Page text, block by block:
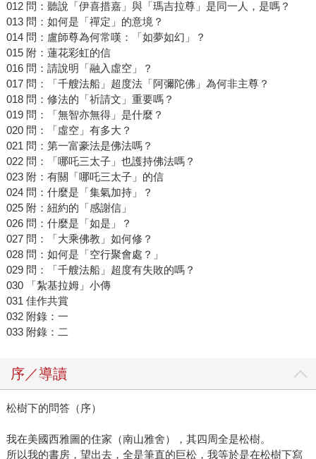
012 問：聽說「伊喜措嘉」與「瑪吉拉尊」是同一人，是嗎？
013 問：如何是「禪定」的意境？
014 問：盧師尊為何常嘆：「如夢如幻」？
015 附：蓮花彩虹的信
016 問：請說明「融入虛空」？
017 問：「千艘法船」超度法「阿彌陀佛」為何非主尊？
018 問：修法的「祈請文」重要嗎？
019 問：「無智亦無得」是什麼？
020 問：「虛空」有多大？
021 問：第一富豪法是佛法嗎？
022 問：「哪吒三太子」也護持佛法嗎？
023 附：有關「哪吒三太子」的信
024 問：什麼是「集氣加持」？
025 附：紐約的「感謝信」
026 問：什麼是「如是」？
027 問：「大乘佛教」如何修？
028 問：如何是「空行聚會處？」
029 問：「千艘法船」超度有失敗的嗎？
030 「紮基拉姆」小傳
031 佳作共賞
032 附錄：一
033 附錄：二
序／導讀
松樹下的問答（序）
我在美國西雅圖的住家（南山雅舍），其四周全是松樹。
所以我的書房，望出去，全是筆直的巨松，我等於是在松樹下寫